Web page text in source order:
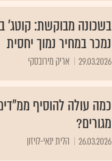
בשכונה מבוקשת: קוטג'
נמכר במחיר נמוך יחסית
29.03.2026 אריק מירובסקי
כמה עולה להוסיף ממ"דים
מגורים?
26.03.2026 הלית ינאי-לויזון